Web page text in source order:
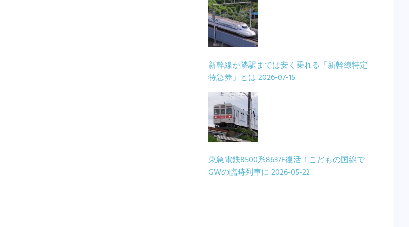
新幹線が隣駅までは安く乗れる「新幹線特定
特急券」とは2026-07-15
東急電鉄8500系8637F復活！こどもの国線で
GWの臨時列車に2026-05-22